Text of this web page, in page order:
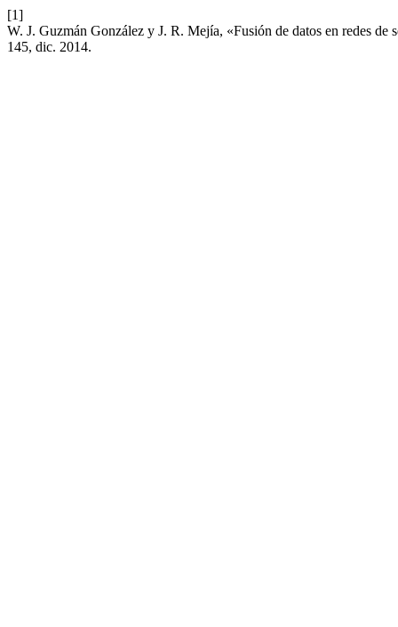
[1]
W. J. Guzmán González y J. R. Mejía, «Fusión de datos en redes de
145, dic. 2014.